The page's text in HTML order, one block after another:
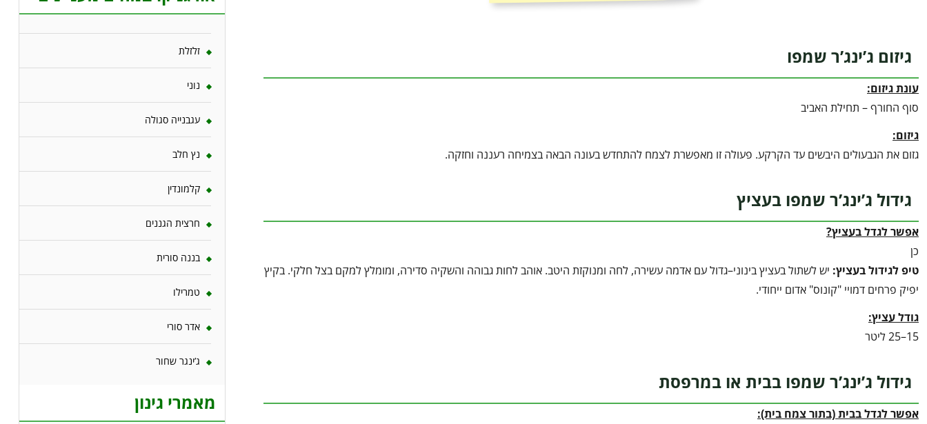
גיזום ג’ינג’ר שמפו
עונת גיזום:
סוף החורף – תחילת האביב
גיזום:
גזום את הגבעולים היבשים עד הקרקע. פעולה זו מאפשרת לצמח להתחדש בעונה הבאה בצמיחה רעננה וחזקה.
גידול ג’ינג’ר שמפו בעציץ
אפשר לגדל בעציץ?
כן
טיפ לגידול בעציץ: יש לשתול בעציץ בינוני–גדול עם אדמה עשירה, לחה ומנוקזת היטב. אוהב לחות גבוהה והשקיה סדירה, ומומלץ למקם בצל חלקי. בקיץ
יפיק פרחים דמויי "קונוס" אדום ייחודי.
גודל עציץ:
15–25 ליטר
גידול ג’ינג’ר שמפו בבית או במרפסת
אפשר לגדל בבית (בתור צמח בית):
זלזלת
נוני
עגבנייה סגולה
נץ חלב
קלמונדין
חרצית הגננים
בננה סורית
טמרילו
אדר סורי
ג’ינגר שחור
מאמרי גינון